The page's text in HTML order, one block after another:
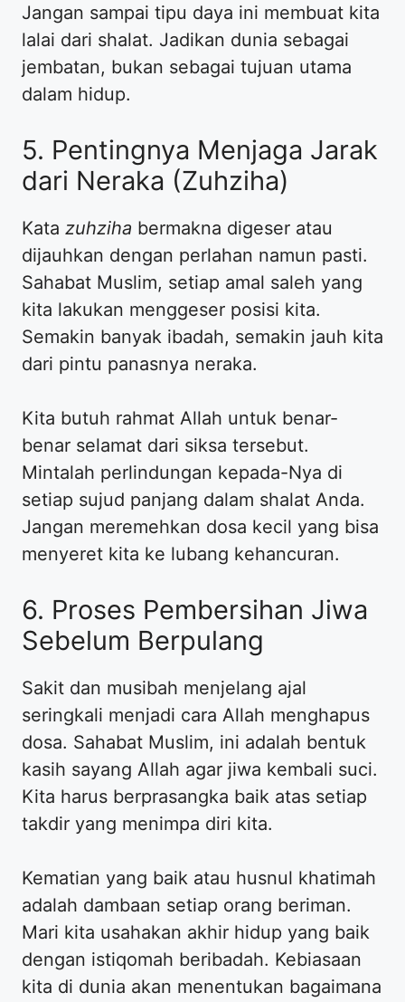
Jangan sampai tipu daya ini membuat kita
lalai dari shalat. Jadikan dunia sebagai
jembatan, bukan sebagai tujuan utama
dalam hidup.
5. Pentingnya Menjaga Jarak
dari Neraka (Zuhziha)
Kata zuhziha bermakna digeser atau
dijauhkan dengan perlahan namun pasti.
Sahabat Muslim, setiap amal saleh yang
kita lakukan menggeser posisi kita.
Semakin banyak ibadah, semakin jauh kita
dari pintu panasnya neraka.
Kita butuh rahmat Allah untuk benar-
benar selamat dari siksa tersebut.
Mintalah perlindungan kepada-Nya di
setiap sujud panjang dalam shalat Anda.
Jangan meremehkan dosa kecil yang bisa
menyeret kita ke lubang kehancuran.
6. Proses Pembersihan Jiwa
Sebelum Berpulang
Sakit dan musibah menjelang ajal
seringkali menjadi cara Allah menghapus
dosa. Sahabat Muslim, ini adalah bentuk
kasih sayang Allah agar jiwa kembali suci.
Kita harus berprasangka baik atas setiap
takdir yang menimpa diri kita.
Kematian yang baik atau husnul khatimah
adalah dambaan setiap orang beriman.
Mari kita usahakan akhir hidup yang baik
dengan istiqomah beribadah. Kebiasaan
kita di dunia akan menentukan bagaimana